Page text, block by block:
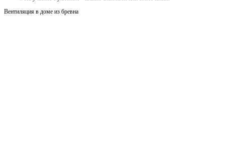
Вентиляция в доме из бревна